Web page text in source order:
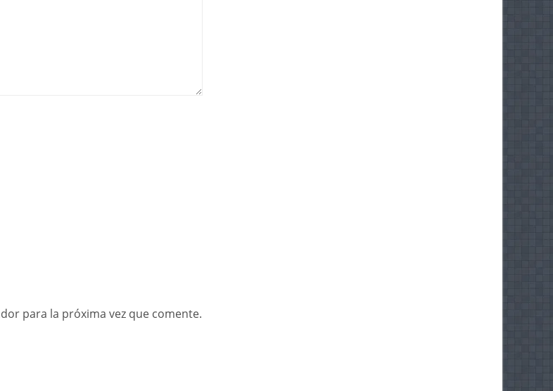
para la próxima vez que comente.